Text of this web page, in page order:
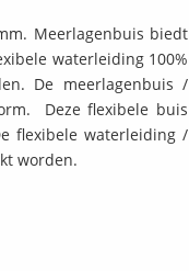
Meerlagenbuis biedt
waterleiding 100%
De meerlagenbuis /
Deze flexibele buis
flexibele waterleiding /
worden.